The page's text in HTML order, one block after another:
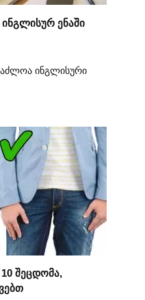
ენაში
ინგლისური
შეცდომა,